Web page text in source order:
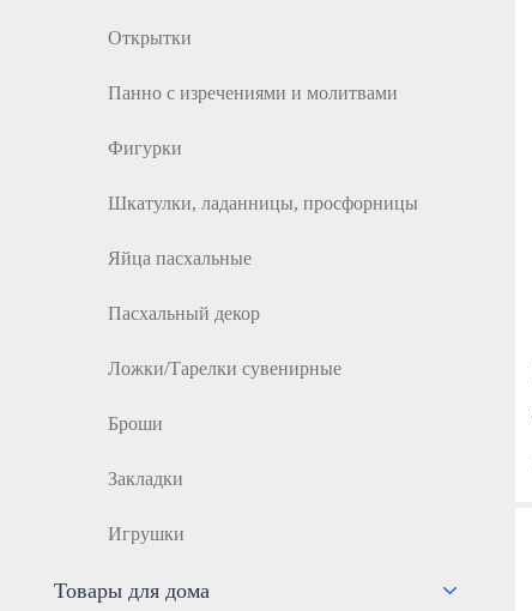
Открытки
Панно с изречениями и молитвами
Фигурки
Шкатулки, ладанницы, просфорницы
Яйца пасхальные
Пасхальный декор
Ложки/Тарелки сувенирные
Броши
Закладки
Игрушки
Товары для дома